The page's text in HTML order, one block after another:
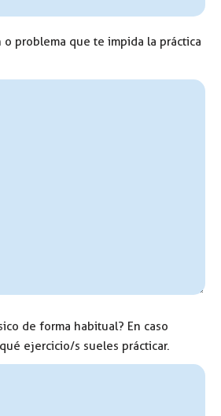
o problema que te impida la práctica
de forma habitual? En caso
ejercicio/s sueles prácticar.